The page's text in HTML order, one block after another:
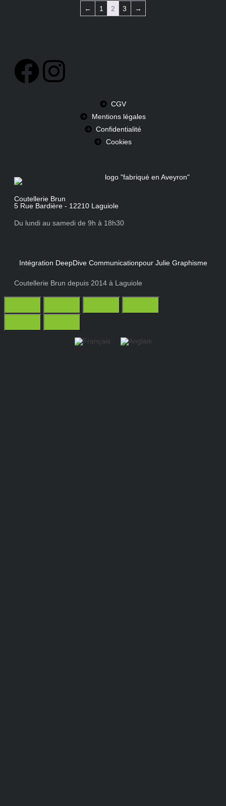
← 1 2 3 →
CGV
Mentions légales
Confidentialité
Cookies
Coutellerie Brun
5 Rue Bardière - 12210 Laguiole
Du lundi au samedi de 9h à 18h30
Intégration DeepDive Communicationpour Julie Graphisme
Coutellerie Brun depuis 2014 à Laguiole